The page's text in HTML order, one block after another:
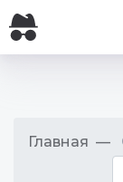
Главная